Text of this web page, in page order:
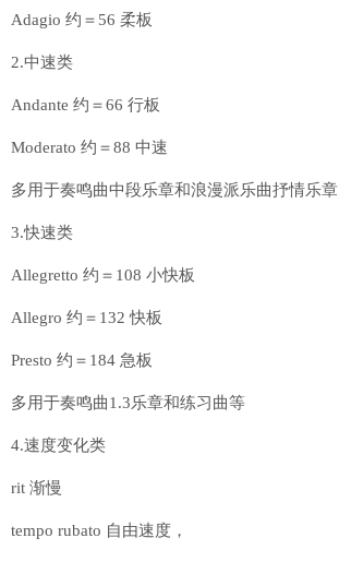
Adagio 约＝56 柔板
2.中速类
Andante 约＝66 行板
Moderato 约＝88 中速
多用于奏鸣曲中段乐章和浪漫派乐曲抒情乐章
3.快速类
Allegretto 约＝108 小快板
Allegro 约＝132 快板
Presto 约＝184 急板
多用于奏鸣曲1.3乐章和练习曲等
4.速度变化类
rit 渐慢
tempo rubato 自由速度，